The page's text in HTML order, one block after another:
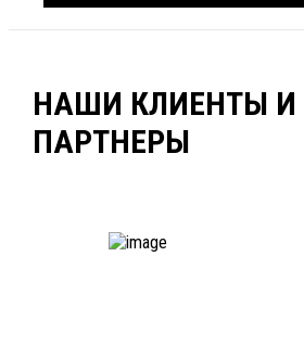
НАШИ КЛИЕНТЫ И
ПАРТНЕРЫ